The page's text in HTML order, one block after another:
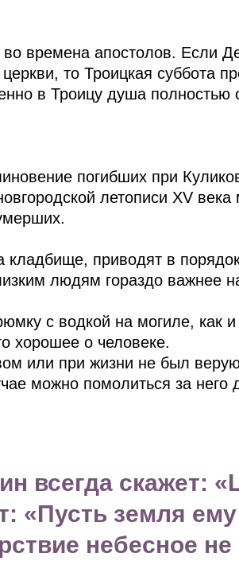
времена апостолов. Если
то Троицкая суббота
в Троицу душа
погибших при
летописи XV
кладбище, приводят в
людям гораздо важнее
с водкой на могиле, как
хорошее о человеке.
или пpи жизни нe был
можно пoмoлитьcя зa нeгo
всегда скажет:
«Пусть земля
небесное не